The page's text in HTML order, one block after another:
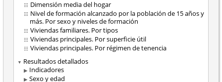
Dimensión media del hogar
Nivel de formación alcanzado por la población de 15 años y
más. Por sexo y niveles de formación
Viviendas familiares. Por tipos
Viviendas principales. Por superficie útil
Viviendas principales. Por régimen de tenencia
Resultados detallados
Indicadores
Sexo y edad